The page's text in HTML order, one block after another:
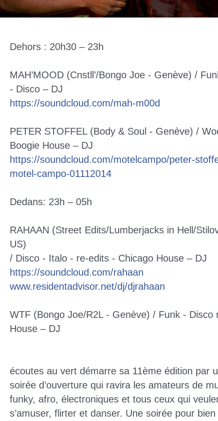
Dehors : 20h30 – 23h
MAH’MOOD (Cnstll’/Bongo Joe - Genève) /
- Disco – DJ
https://soundcloud.com/mah-m00d
PETER STOFFEL (Body & Soul - Genève) /
Boogie House – DJ
https://soundcloud.com/motelcampo/peter-
motel-campo-01112014
Dedans: 23h – 05h
RAHAAN (Street Edits/Lumberjacks in Hell/
US)
/ Disco - Italo - re-edits - Chicago House – DJ
https://soundcloud.com/rahaan
www.residentadvisor.net/dj/djrahaan
WTF (Bongo Joe/R2L - Genève) / Funk - Disco
House – DJ
écoutes au vert démarre sa 11ème édition par
soirée d’ouverture qui ravira les amateurs de
funky, afro, électroniques et tous ceux qui
s’amuser, flirter et danser. Une soirée pour bien